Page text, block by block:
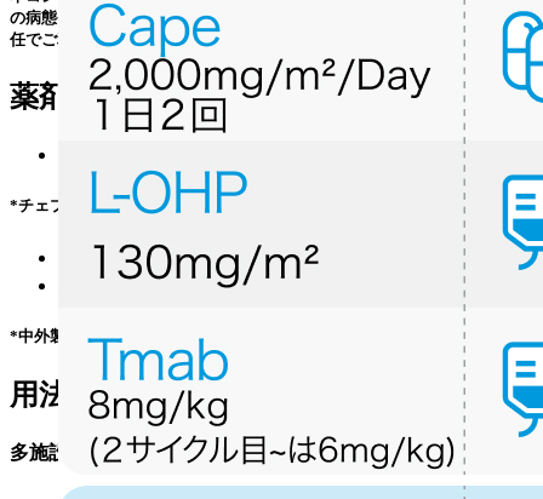
の病態や､ 実際の薬剤情報やガイドラインを確認の上､ 利用者の判断と責
任でご利用ください｡
薬剤情報
*チェプラファームの外部サイトへ遷移します
エルプラット® (添付文書³⁾)
ハーセプチン® ( 添付文書 ⁴⁾ /適正使用情報
*中外製薬株式会社の外部サイトへ遷移します
用法用量
多施設共同第II相試験⁶⁾のプロトコル